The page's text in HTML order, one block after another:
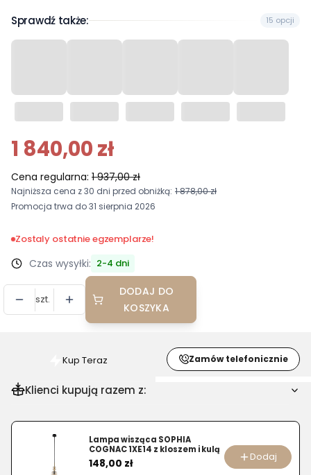
Sprawdź także: 15 opcji
1 840,00 zł
Cena regularna: 1 937,00 zł
Najniższa cena z 30 dni przed obniżką: 1 878,00 zł
Promocja trwa do 31 sierpnia 2026
Zostaly ostatnie egzemplarze!
Czas wysyłki: 2-4 dni
szt.
DODAJ DO
KOSZYKA
Szybki
zakup
dla
produktu
Adel
Oak
Zestaw
Kup Teraz Zamów telefonicznie
Klienci kupują razem z:
Lampa wisząca SOPHIA
COGNAC 1XE14 z kloszem i kulą
Cena
148,00 zł Dodaj